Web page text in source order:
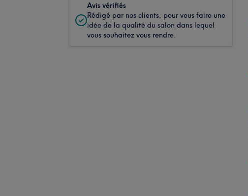
Avis vérifiés
Rédigé par nos clients, pour vous faire une
idée de la qualité du salon dans lequel
vous souhaitez vous rendre.